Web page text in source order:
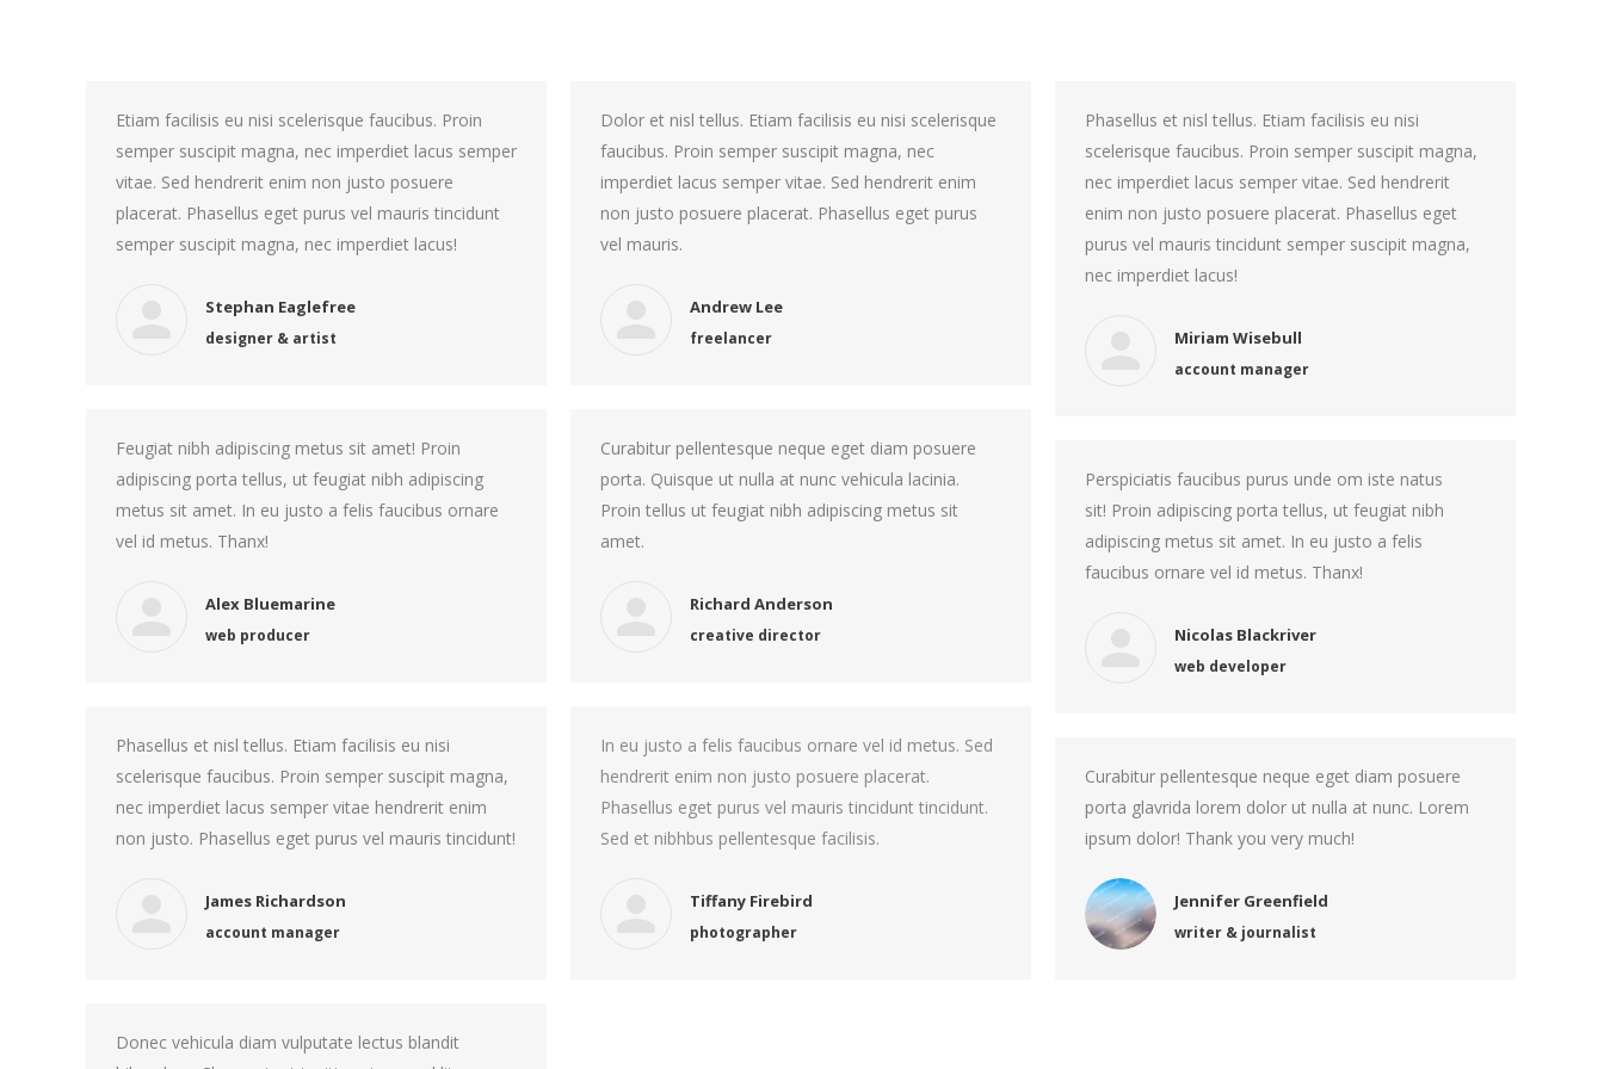
Etiam facilisis eu nisi scelerisque faucibus. Proin
semper suscipit magna, nec imperdiet lacus semper
vitae. Sed hendrerit enim non justo posuere
placerat. Phasellus eget purus vel mauris tincidunt
semper suscipit magna, nec imperdiet lacus!
Stephan Eaglefree
designer & artist
Dolor et nisl tellus. Etiam facilisis eu nisi scelerisque
faucibus. Proin semper suscipit magna, nec
imperdiet lacus semper vitae. Sed hendrerit enim
non justo posuere placerat. Phasellus eget purus
vel mauris.
Andrew Lee
freelancer
Phasellus et nisl tellus. Etiam facilisis eu nisi
scelerisque faucibus. Proin semper suscipit magna,
nec imperdiet lacus semper vitae. Sed hendrerit
enim non justo posuere placerat. Phasellus eget
purus vel mauris tincidunt semper suscipit magna,
nec imperdiet lacus!
Miriam Wisebull
account manager
Feugiat nibh adipiscing metus sit amet! Proin
adipiscing porta tellus, ut feugiat nibh adipiscing
metus sit amet. In eu justo a felis faucibus ornare
vel id metus. Thanx!
Alex Bluemarine
web producer
Curabitur pellentesque neque eget diam posuere
porta. Quisque ut nulla at nunc vehicula lacinia.
Proin tellus ut feugiat nibh adipiscing metus sit
amet.
Richard Anderson
creative director
Perspiciatis faucibus purus unde om iste natus
sit! Proin adipiscing porta tellus, ut feugiat nibh
adipiscing metus sit amet. In eu justo a felis
faucibus ornare vel id metus. Thanx!
Nicolas Blackriver
web developer
Phasellus et nisl tellus. Etiam facilisis eu nisi
scelerisque faucibus. Proin semper suscipit magna,
nec imperdiet lacus semper vitae hendrerit enim
non justo. Phasellus eget purus vel mauris tincidunt!
James Richardson
account manager
In eu justo a felis faucibus ornare vel id metus. Sed
hendrerit enim non justo posuere placerat.
Phasellus eget purus vel mauris tincidunt tincidunt.
Sed et nibhbus pellentesque facilisis.
Tiffany Firebird
photographer
Curabitur pellentesque neque eget diam posuere
porta glavrida lorem dolor ut nulla at nunc. Lorem
ipsum dolor! Thank you very much!
Jennifer Greenfield
writer & journalist
Donec vehicula diam vulputate lectus blandit